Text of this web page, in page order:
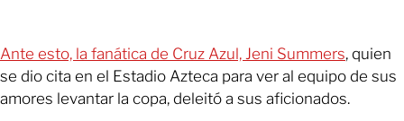
Ante esto, la fanática de Cruz Azul, Jeni Summers, quien
se dio cita en el Estadio Azteca para ver al equipo de sus
amores levantar la copa, deleitó a sus aficionados.